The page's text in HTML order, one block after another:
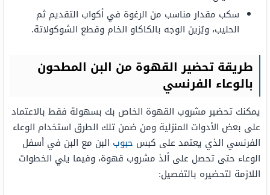
سكب مقدار مناسب من الرغوة في أكواب التقديم ثم
الحليب، ويُزين الوجه بالكاكاو الخام وقطع الشوكولاتة.
طريقة تحضير القهوة من البن المطحون
بالوعاء الفرنسي
يمكنك تحضير مشروب القهوة الخاص بك بسهولة فقط بالاعتماد
على بعض الأدوات المنزلية ومن ضمن تلك الطرق استخدام الوعاء
الفرنسي الذي يعتمد على كبس حبوب البن مع البن في أسفل
الوعاء حتى تحصل على ألذ مشروب قهوة، وفيما يلي الخطوات
اللازمة لتحضيره بالتفصيل: